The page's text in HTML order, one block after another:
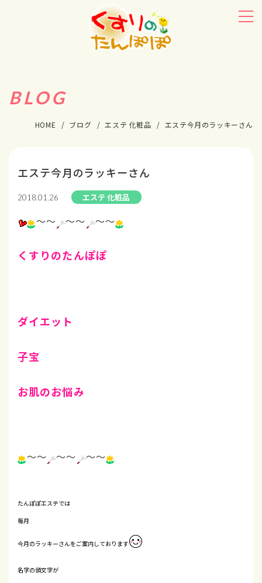
BLOG
HOME ブログ エステ 化粧品 エステ今月のラッキーさん
エステ今月のラッキーさん
2018.01.26 エステ 化粧品
～～ ～～ ～～
くすりのたんぽぽ
ダイエット
子宝
お肌のお悩み
～～ ～～ ～～
たんぽぽエステでは
毎月
今月のラッキーさんをご案内しております
名字の頭文字が